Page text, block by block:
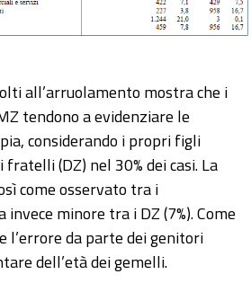
all’arruolamento mostra che i
tendono a evidenziare le
considerando i propri figli
(DZ) nel 30% dei casi. La
come osservato tra i
minore tra i DZ (7%). Come
l’errore da parte dei genitori
dell’età dei gemelli.